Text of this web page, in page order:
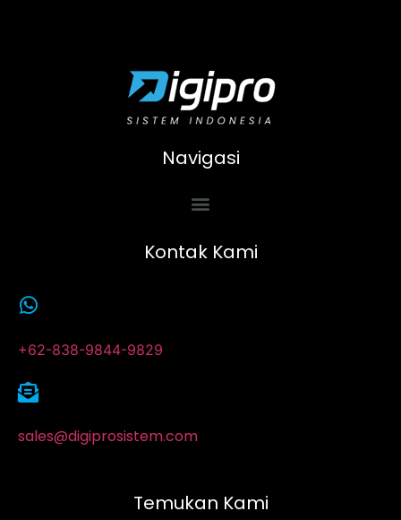
Navigasi
Kontak Kami
+62-838-9844-9829
sales@digiprosistem.com
Temukan Kami